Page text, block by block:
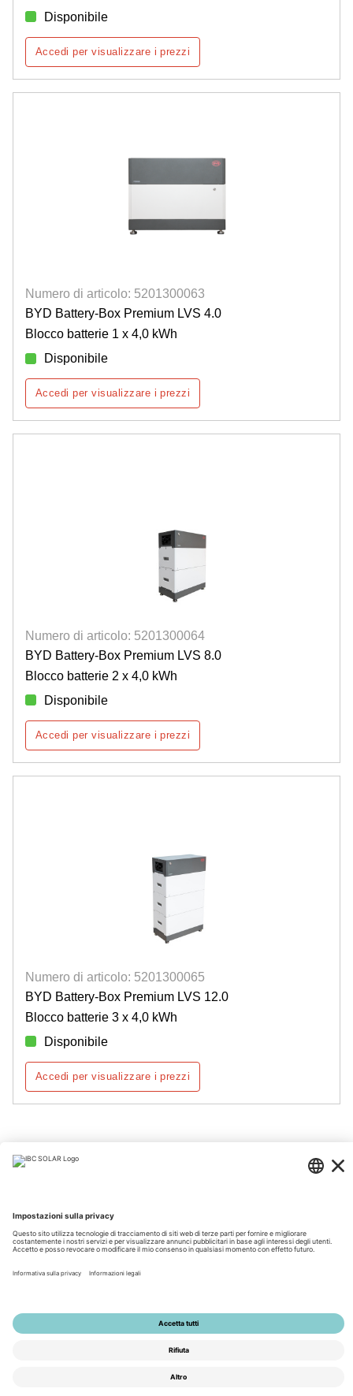
Disponibile
Accedi per visualizzare i prezzi
Numero di articolo: 5201300063
BYD Battery-Box Premium LVS 4.0
Blocco batterie 1 x 4,0 kWh
Disponibile
Accedi per visualizzare i prezzi
Numero di articolo: 5201300064
BYD Battery-Box Premium LVS 8.0
Blocco batterie 2 x 4,0 kWh
Disponibile
Accedi per visualizzare i prezzi
Numero di articolo: 5201300065
BYD Battery-Box Premium LVS 12.0
Blocco batterie 3 x 4,0 kWh
Disponibile
Accedi per visualizzare i prezzi
© 2026 by IBC SOLAR AG
Note legali
Impostazioni della privacy